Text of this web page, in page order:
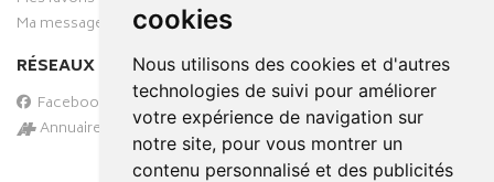
cookies
Nous utilisons des cookies et d'autres
technologies de suivi pour améliorer
votre expérience de navigation sur
notre site, pour vous montrer un
contenu personnalisé et des publicités
Ma messagerie
RÉSEAUX SOCIAUX
Facebook
Annuaire des pharmacies
PAIEMENT SÉCURISÉ